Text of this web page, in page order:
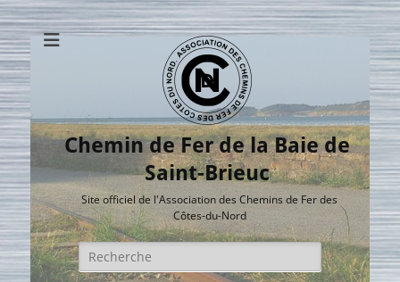
Chemin de Fer de la Baie de
Saint-Brieuc
Site officiel de l'Association des Chemins de Fer des
Côtes-du-Nord
Rechercher :